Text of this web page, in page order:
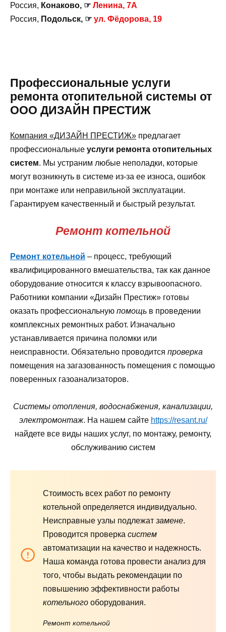
Россия, Конаково, ☞ Ленина, 7А
Россия, Подольск, ☞ ул. Фёдорова, 19
Профессиональные услуги
ремонта отопительной системы от
ООО ДИЗАЙН ПРЕСТИЖ
Компания «ДИЗАЙН ПРЕСТИЖ» предлагает
профессиональные услуги ремонта отопительных
систем. Мы устраним любые неполадки, которые
могут возникнуть в системе из-за ее износа, ошибок
при монтаже или неправильной эксплуатации.
Гарантируем качественный и быстрый результат.
Ремонт котельной
Ремонт котельной – процесс, требующий
квалифицированного вмешательства, так как данное
оборудование относится к классу взрывоопасного.
Работники компании «Дизайн Престиж» готовы
оказать профессиональную помощь в проведении
комплексных ремонтных работ. Изначально
устанавливается причина поломки или
неисправности. Обязательно проводится проверка
помещения на загазованность помещения с помощью
поверенных газоанализаторов.
Системы отопления, водоснабжения, канализации,
электромонтаж. На нашем сайте https://resant.ru/
найдете все виды наших услуг, по монтажу, ремонту,
обслуживанию систем
Стоимость всех работ по ремонту
котельной определяется индивидуально.
Неисправные узлы подлежат замене.
Проводится проверка систем
автоматизации на качество и надежность.
Наша команда готова провести анализ для
того, чтобы выдать рекомендации по
повышению эффективности работы
котельного оборудования.
Ремонт котельной